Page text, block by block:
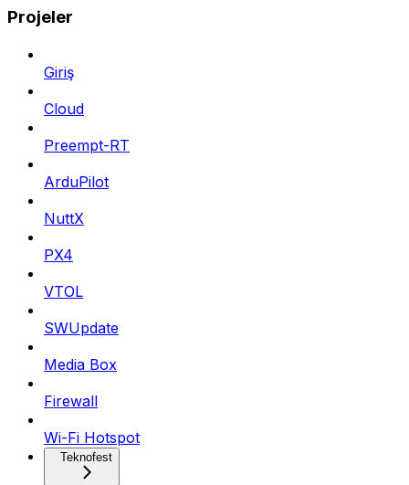
Projeler
Giriş
Cloud
Preempt-RT
ArduPilot
NuttX
PX4
VTOL
SWUpdate
Media Box
Firewall
Wi-Fi Hotspot
Teknofest